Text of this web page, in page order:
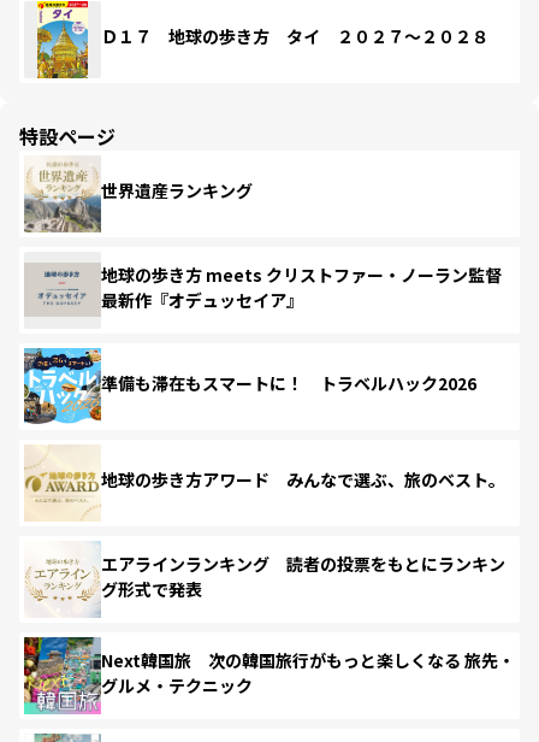
Ｄ１７ 地球の歩き方 タイ ２０２７～２０２８
特設ページ
世界遺産ランキング
地球の歩き方 meets クリストファー・ノーラン監督
最新作『オデュッセイア』
準備も滞在もスマートに！ トラベルハック2026
地球の歩き方アワード みんなで選ぶ、旅のベスト。
エアラインランキング 読者の投票をもとにランキン
グ形式で発表
Next韓国旅 次の韓国旅行がもっと楽しくなる 旅先・
グルメ・テクニック